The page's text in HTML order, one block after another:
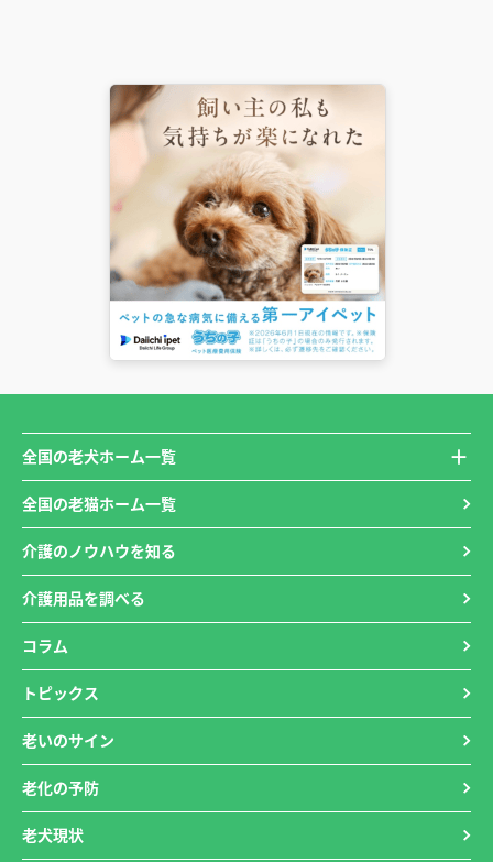
全国の老犬ホーム一覧
全国の老猫ホーム一覧
介護のノウハウを知る
介護用品を調べる
コラム
トピックス
老いのサイン
老化の予防
老犬現状